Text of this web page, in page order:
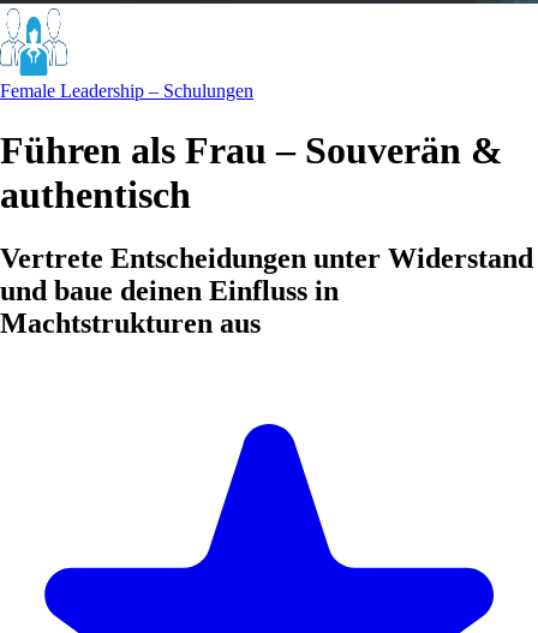
Female Leadership – Schulungen
Führen als Frau – Souverän &
authentisch
Vertrete Entscheidungen unter Widerstand
und baue deinen Einfluss in
Machtstrukturen aus